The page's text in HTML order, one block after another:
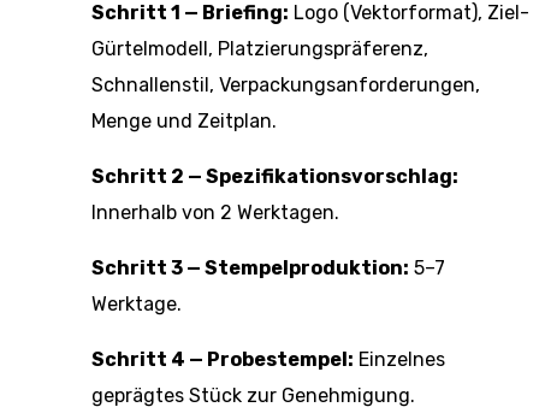
Schritt 1 — Briefing: Logo (Vektorformat), Ziel-
Gürtelmodell, Platzierungspräferenz,
Schnallenstil, Verpackungsanforderungen,
Menge und Zeitplan.
Schritt 2 — Spezifikationsvorschlag:
Innerhalb von 2 Werktagen.
Schritt 3 — Stempelproduktion: 5–7
Werktage.
Schritt 4 — Probestempel: Einzelnes
geprägtes Stück zur Genehmigung.